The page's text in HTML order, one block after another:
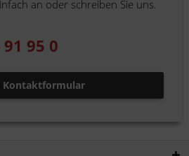
an oder schreiben Sie uns.
95 0
Kontaktformular